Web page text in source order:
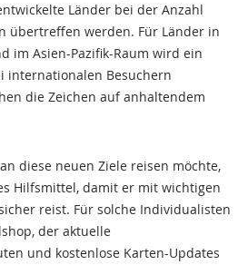
Länder bei der Anzahl
übertreffen werden. Für Länder in
im Asien-Pazifik-Raum wird ein
internationalen Besuchern
die Zeichen auf anhaltendem
diese neuen Ziele reisen möchte,
Hilfsmittel, damit er mit wichtigen
reist. Für solche Individualisten
der aktuelle
und kostenlose Karten-Updates